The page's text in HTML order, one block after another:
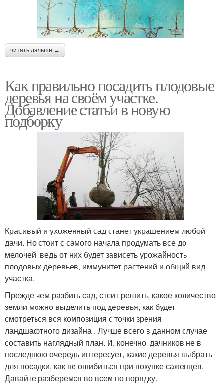
читать дальше →
Как правильно посадить плодовые
деревья на своём участке.
Добавление статьи в новую
подборку
Красивый и ухоженный сад станет украшением любой
дачи. Но стоит с самого начала продумать все до
мелочей, ведь от них будет зависеть урожайность
плодовых деревьев, иммунитет растений и общий вид
участка.
Прежде чем разбить сад, стоит решить, какое количество
земли можно выделить под деревья, как будет
смотреться вся композиция с точки зрения
ландшафтного дизайна . Лучше всего в данном случае
составить наглядный план. И, конечно, дачников не в
последнюю очередь интересует, какие деревья выбрать
для посадки, как не ошибиться при покупке саженцев.
Давайте разберемся во всем по порядку.